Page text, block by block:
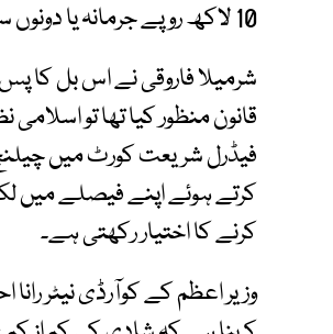
10 لاکھ روپے جرمانہ یا دونوں سزائیں دی جاسکتی ہیں۔
قانون منظور کیا تھا تو
فیڈرل شریعت کورٹ میں
کرتے ہوئے اپنے فیصلے میں
کرنے کا اختیار رکھتی ہے۔
وزیر اعظم کے کوآرڈی نیٹر